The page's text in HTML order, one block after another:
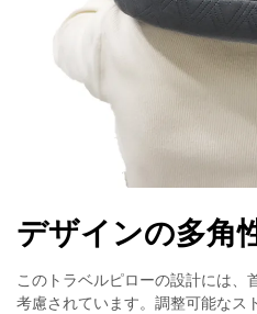
デザインの多角
このトラベルピローの設計には、
考慮されています。調整可能なス